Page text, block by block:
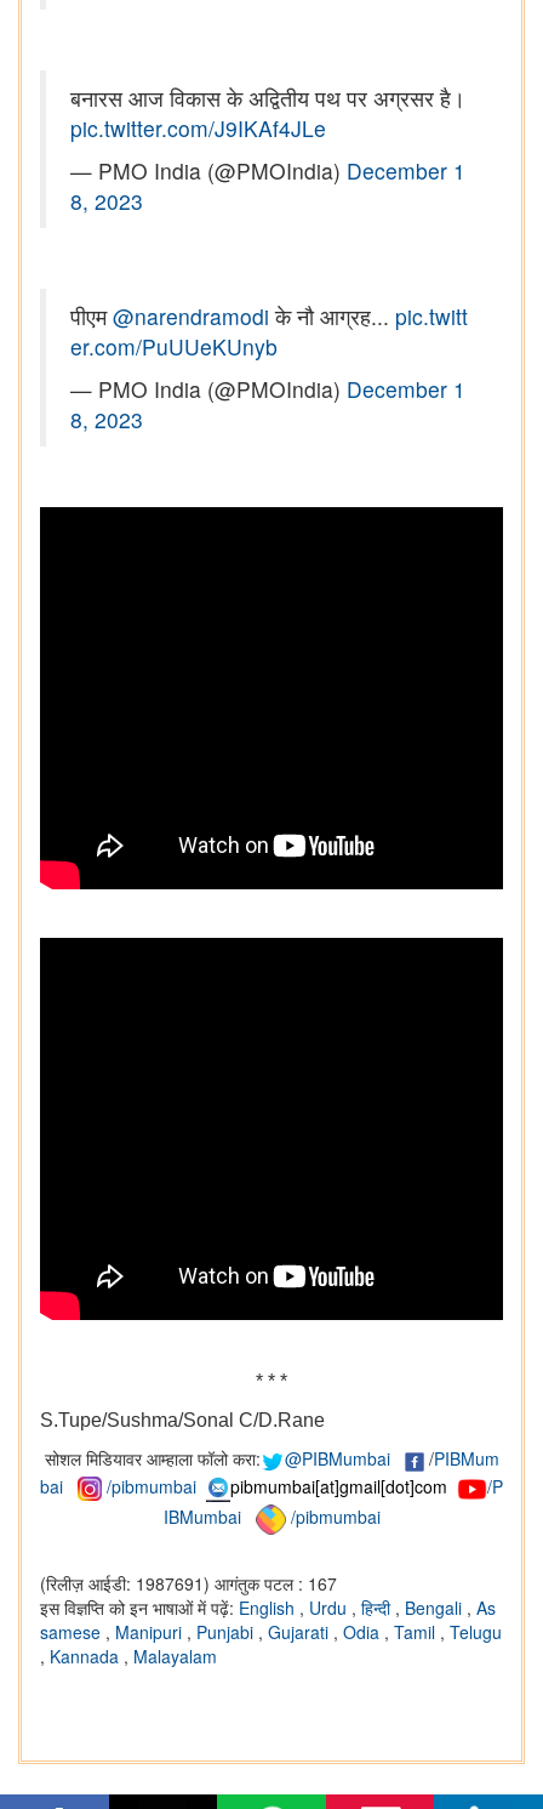
बनारस आज विकास के अद्वितीय पथ पर अग्रसर है।
pic.twitter.com/J9IKAf4JLe
— PMO India (@PMOIndia) December 1
8, 2023
पीएम@narendramodi के नौ आग्रह... pic.twitt
er.com/PuUUeKUnyb
— PMO India (@PMOIndia) December 1
8, 2023
* * *
S.Tupe/Sushma/Sonal C/D.Rane
सोशल मिडियावर आम्हाला फॉलो करा: @PIBMumbai /PIBMum
bai
/pibmumbai pibmumbai[at]gmail[dot]com
/P
IBMumbai
/pibmumbai
(रिलीज़ आईडी: 1987691) आगंतुक पटल : 167
इस विज्ञप्ति को इन भाषाओं में पढ़ें: English , Urdu , हिन्दी , Bengali , As
samese , Manipuri , Punjabi , Gujarati , Odia , Tamil , Telugu
, Kannada , Malayalam